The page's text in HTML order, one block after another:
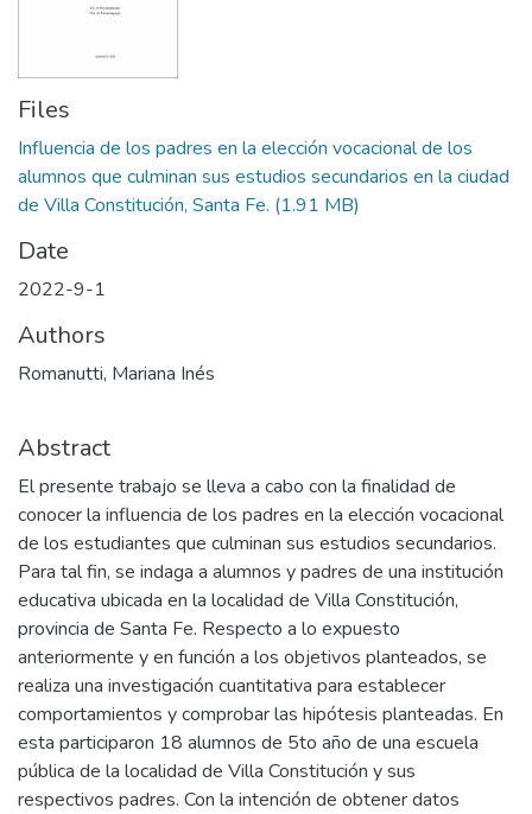
Files
Influencia de los padres en la elección vocacional de los
alumnos que culminan sus estudios secundarios en la ciudad
de Villa Constitución, Santa Fe. (1.91 MB)
Date
2022-9-1
Authors
Romanutti, Mariana Inés
Abstract
El presente trabajo se lleva a cabo con la finalidad de
conocer la influencia de los padres en la elección vocacional
de los estudiantes que culminan sus estudios secundarios.
Para tal fin, se indaga a alumnos y padres de una institución
educativa ubicada en la localidad de Villa Constitución,
provincia de Santa Fe. Respecto a lo expuesto
anteriormente y en función a los objetivos planteados, se
realiza una investigación cuantitativa para establecer
comportamientos y comprobar las hipótesis planteadas. En
esta participaron 18 alumnos de 5to año de una escuela
pública de la localidad de Villa Constitución y sus
respectivos padres. Con la intención de obtener datos